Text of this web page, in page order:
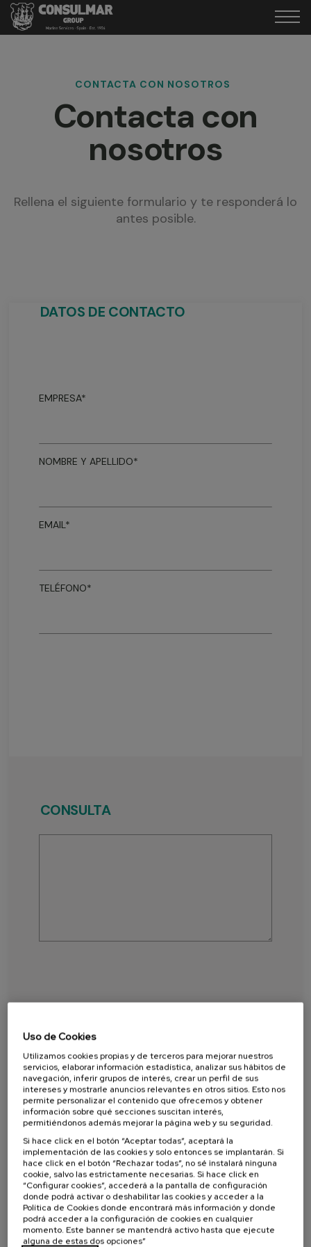
CONTACTA CON NOSOTROS
Contacta con
nosotros
Rellena el siguiente formulario y te responderá lo
antes posible.
DATOS DE CONTACTO
EMPRESA*
NOMBRE Y APELLIDO*
EMAIL*
TELÉFONO*
CONSULTA
Anti spam: Escribe con letra el resultado de
sumar cinco y el número cuatro
no eres un robot.
He leído y acepto laPolítica de privacidad.
Responsable del tratamiento: Consulmar.
Los datos recogidos en este formulario tienen la finalidad de
Uso de Cookies
Utilizamos cookies propias y de terceros para mejorar nuestros
servicios, elaborar información estadística, analizar sus hábitos de
navegación, inferir grupos de interés, crear un perfil de sus
intereses y mostrarle anuncios relevantes en otros sitios. Esto nos
permite personalizar el contenido que ofrecemos y obtener
información sobre qué secciones suscitan interés,
permitiéndonos además mejorar la página web y su seguridad.
Si hace click en el botón “Aceptar todas”, aceptará la
implementación de las cookies y solo entonces se implantarán. Si
hace click en el botón “Rechazar todas”, no sé instalará ninguna
cookie, salvo las estrictamente necesarias. Si hace click en
“Configurar cookies”, accederá a la pantalla de configuración
donde podrá activar o deshabilitar las cookies y acceder a la
Política de Cookies donde encontrará más información y donde
podrá acceder a la configuración de cookies en cualquier
momento. Este banner se mantendrá activo hasta que ejecute
alguna de estas dos opciones”